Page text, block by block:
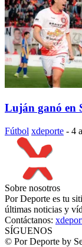
Luján ganó en
Fútbol xdeporte - 4
Sobre nosotros
Por Deporte es tu
últimas noticias y
Contáctanos:
SÍGUENOS
© Por Deporte by